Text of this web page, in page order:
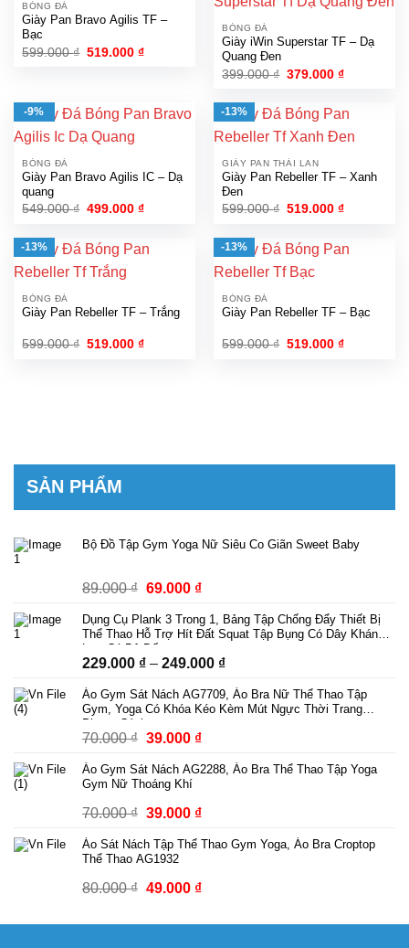
BÓNG ĐÁ
Giày Pan Bravo Agilis TF –
Bạc
599.000₫ Giá
519.000₫Giá
BÓNG ĐÁ
Giày iWin Superstar TF – Dạ
Quang Đen
399.000₫ Giá
399.000 ₫.
379.000₫Giá
là:
379.000 ₫.
-9%
BÓNG ĐÁ
Giày Pan Bravo Agilis IC – Dạ
quang
549.000₫ Giá
549.000 ₫.
499.000₫Giá
là:
499.000 ₫.
-13%
GIÀY PAN THÁI LAN
Giày Pan Rebeller TF – Xanh
Đen
599.000₫ Giá
599.000 ₫.
519.000₫Giá
là:
519.000 ₫.
-13%
BÓNG ĐÁ
Giày Pan Rebeller TF – Trắng
599.000₫ Giá
519.000₫Giá
-13%
BÓNG ĐÁ
Giày Pan Rebeller TF – Bạc
599.000₫ Giá
519.000₫Giá
SẢN PHẨM
Bộ Đồ Tập Gym Yoga Nữ Siêu Co Giãn Sweet Baby
89.000₫ Giá
là:
89.000 ₫.
69.000 ₫Giá
tại
69.000 ₫.
Dụng Cụ Plank 3 Trong 1, Bảng Tập Chống Đẩy Thiết Bị
Thể Thao Hỗ Trợ Hít Đất Squat Tập Bụng Có Dây Kháng
Lực Có Bộ Đếm
229.000 ₫ – 249.000 ₫Khoảng
từ
229.000 ₫
Áo Gym Sát Nách AG7709, Áo Bra Nữ Thể Thao Tập
Gym, Yoga Có Khóa Kéo Kèm Mút Ngực Thời Trang
Phong Cách
70.000₫ Giá
là:
70.000 ₫.
39.000 ₫Giá
tại
39.000 ₫.
Áo Gym Sát Nách AG2288, Áo Bra Thể Thao Tập Yoga
Gym Nữ Thoáng Khí
70.000₫ Giá
là:
39.000 ₫Giá
tại
39.000 ₫.
Áo Sát Nách Tập Thể Thao Gym Yoga, Áo Bra Croptop
Thể Thao AG1932
80.000₫ Giá
là:
49.000 ₫Giá
tại